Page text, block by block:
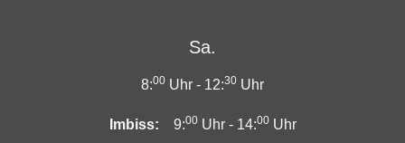
Sa.
8:00 Uhr - 12:30 Uhr
Imbiss: 9:00Uhr - 14:00Uhr